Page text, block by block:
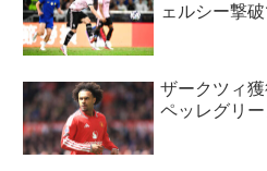
ェルシー撃
ザークツィ
ペッレグリ